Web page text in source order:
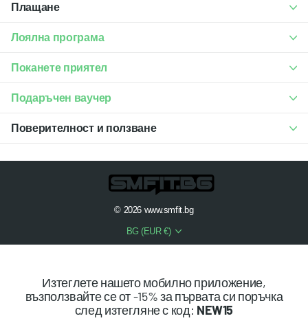
Плащане
Лоялна програма
Поканете приятел
Подаръчен ваучер
Поверителност и ползване
© 2026www.smfit.bg
BG (EUR €)
Изтеглете нашето мобилно приложение,
възползвайте се от -15% за първата си поръчка
след изтегляне с код: NEW15